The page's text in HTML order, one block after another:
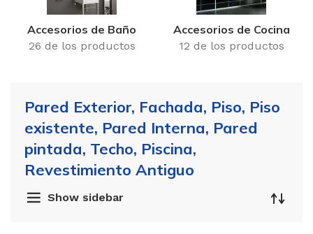
Accesorios de Baño
26 de los productos
Accesorios de Cocina
12 de los productos
Pared Exterior, Fachada, Piso, Piso
existente, Pared Interna, Pared
pintada, Techo, Piscina,
Revestimiento Antiguo
Show sidebar